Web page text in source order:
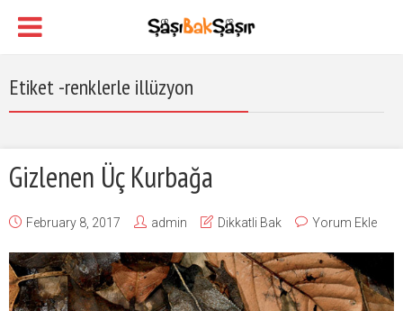
Etiket -renklerle illüzyon
Gizlenen Üç Kurbağa
February 8, 2017 admin Dikkatli Bak Yorum Ekle